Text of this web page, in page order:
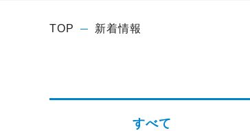
TOP 新着情報
すべて